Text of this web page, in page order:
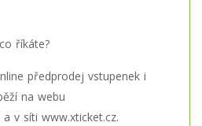
říkáte?
předprodej vstupenek i
na webu
a v síti www.xticket.cz.